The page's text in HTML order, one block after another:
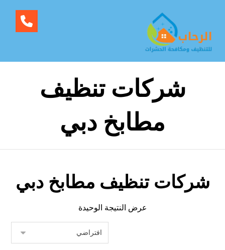
شركات تنظيف
مطابخ دبي
شركات تنظيف مطابخ دبي
عرض النتيجة الوحيدة